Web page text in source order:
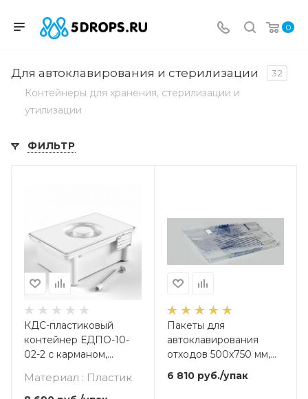
0
Для автоклавирования и стерилизации 32
Контейнеры для хранения, стерилизации и
утилизации
ФИЛЬТР
КДС-пластиковый
контейнер ЕДПО-10-
02-2 с карманом,
Материал : Пластик
Пакеты для
автоклавирования
отходов 500х750 мм,
(Упаковка 100 шт.)
6 810руб./упак